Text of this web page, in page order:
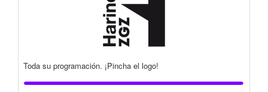
Toda su programación. ¡Pincha el logo!